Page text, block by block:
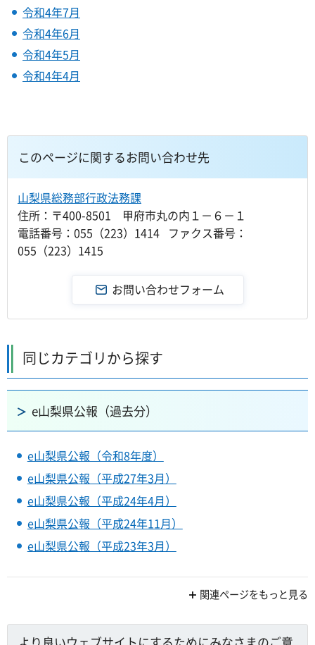
令和4年7月
令和4年6月
令和4年5月
令和4年4月
このページに関するお問い合わせ先
山梨県総務部行政法務課
住所：〒400-8501 甲府市丸の内１－６－１
電話番号：055（223）1414 ファクス番号：
055（223）1415
同じカテゴリから探す
e山梨県公報（過去分）
e山梨県公報（令和8年度）
e山梨県公報（平成27年3月）
e山梨県公報（平成24年4月）
e山梨県公報（平成24年11月）
e山梨県公報（平成23年3月）
関連ページをもっと見る